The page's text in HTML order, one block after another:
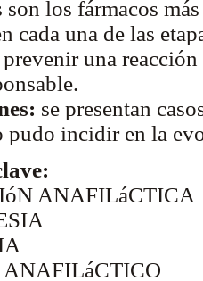
son los fármacos
cada una de las
prevenir una
se presentan
pudo incidir en la
ANAFILáCTICA